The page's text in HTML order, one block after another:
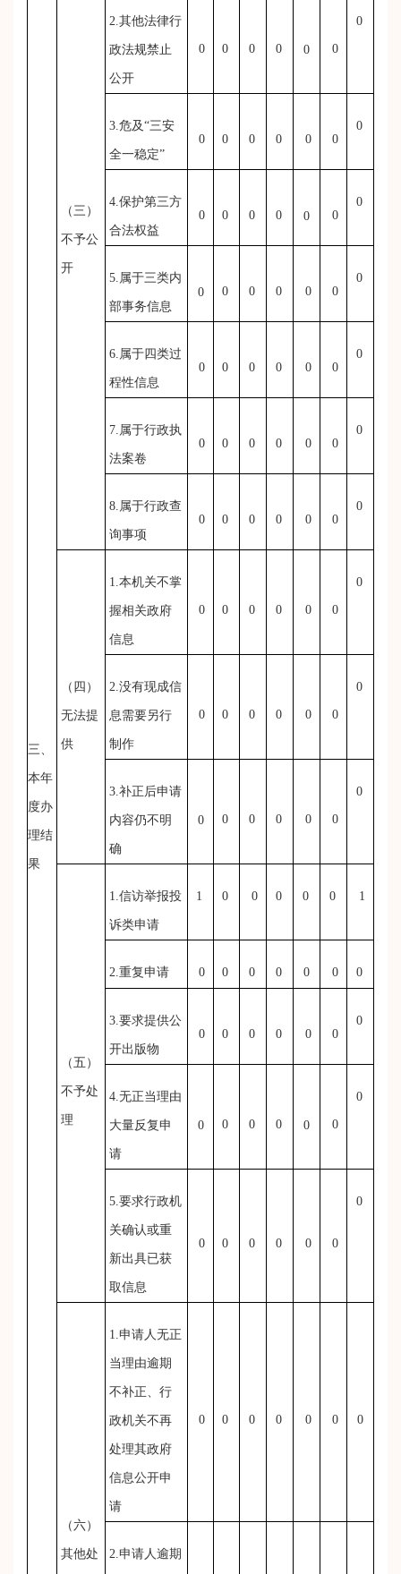
三、
本年
度办
理结
果
（三）
不予公
开
2.其他法律行
政法规禁止
公开
0 0 0 0 0 0
0
3.危及“三安
全一稳定”
0 0 0 0 0 0
0
4.保护第三方
合法权益
0 0 0 0 0 0
0
5.属于三类内
部事务信息
0 0 0 0 0 0
0
6.属于四类过
程性信息
0 0 0 0 0 0
0
7.属于行政执
法案卷
0 0 0 0 0 0
0
8.属于行政查
询事项
0 0 0 0 0 0
0
（四）
无法提
供
1.本机关不掌
握相关政府
信息
0 0 0 0 0 0
0
2.没有现成信
息需要另行
制作
0 0 0 0 0 0
0
3.补正后申请
内容仍不明
确
0 0 0 0 0 0
0
（五）
不予处
理
1.信访举报投
诉类申请
1 0 0 0 0 0 1
2.重复申请 0 0 0 0 0 0 0
3.要求提供公
开出版物
0 0 0 0 0 0
0
4.无正当理由
大量反复申
请
0 0 0 0 0 0
0
5.要求行政机
关确认或重
新出具已获
取信息
0 0 0 0 0 0
0
（六）
其他处
1.申请人无正
当理由逾期
不补正、行
政机关不再
处理其政府
信息公开申
请
0 0 0 0 0 0 0
2.申请人逾期